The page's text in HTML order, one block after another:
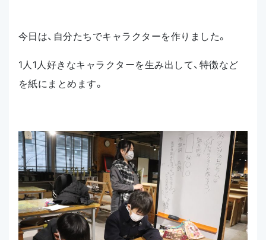
今日は、自分たちでキャラクターを作りました。
1人1人好きなキャラクターを生み出して、特徴など
を紙にまとめます。